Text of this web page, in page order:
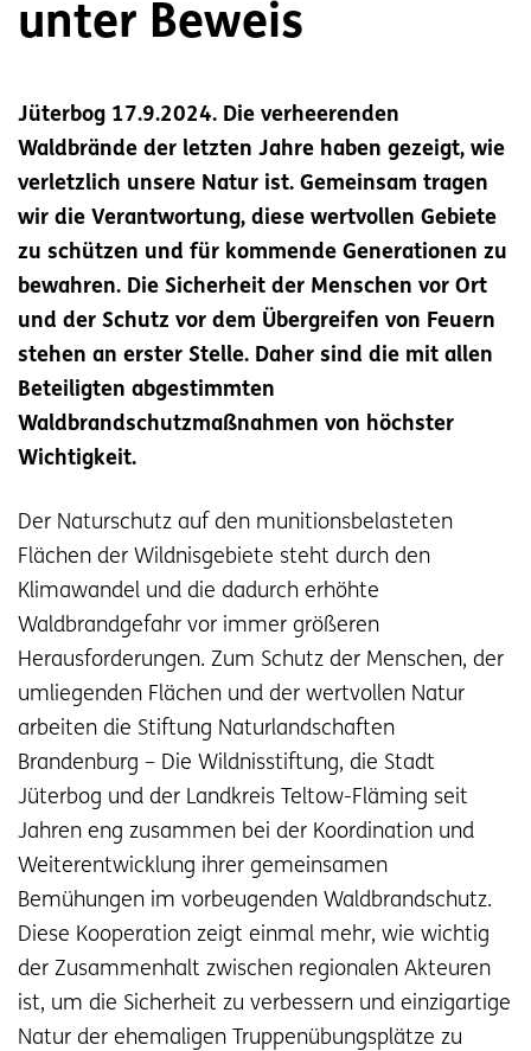
unter Beweis
Jüterbog 17.9.2024. Die verheerenden
Waldbrände der letzten Jahre haben gezeigt, wie
verletzlich unsere Natur ist. Gemeinsam tragen
wir die Verantwortung, diese wertvollen Gebiete
zu schützen und für kommende Generationen zu
bewahren. Die Sicherheit der Menschen vor Ort
und der Schutz vor dem Übergreifen von Feuern
stehen an erster Stelle. Daher sind die mit allen
Beteiligten abgestimmten
Waldbrandschutzmaßnahmen von höchster
Wichtigkeit.
Der Naturschutz auf den munitionsbelasteten
Flächen der Wildnisgebiete steht durch den
Klimawandel und die dadurch erhöhte
Waldbrandgefahr vor immer größeren
Herausforderungen. Zum Schutz der Menschen, der
umliegenden Flächen und der wertvollen Natur
arbeiten die Stiftung Naturlandschaften
Brandenburg – Die Wildnisstiftung, die Stadt
Jüterbog und der Landkreis Teltow-Fläming seit
Jahren eng zusammen bei der Koordination und
Weiterentwicklung ihrer gemeinsamen
Bemühungen im vorbeugenden Waldbrandschutz.
Diese Kooperation zeigt einmal mehr, wie wichtig
der Zusammenhalt zwischen regionalen Akteuren
ist, um die Sicherheit zu verbessern und einzigartige
Natur der ehemaligen Truppenübungsplätze zu